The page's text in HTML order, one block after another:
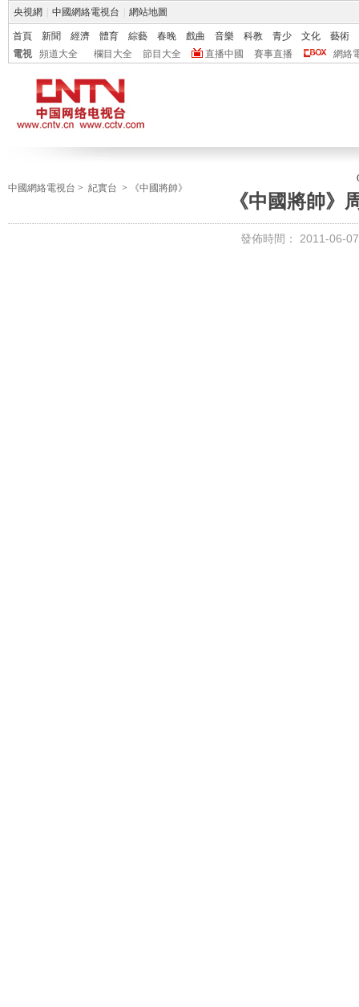
央視網 中國網絡電視台 網站地圖
首頁 新聞 經濟 體育 綜藝 春晚 戲曲 音樂 科教 青少 文化
藝術
電視
頻道大全 欄目大全 節目大全 直播中國 賽事直播 網絡
中國網絡電視台 > 紀實台 > 《中國將帥》
《中國將帥》
發佈時間： 2011-06-